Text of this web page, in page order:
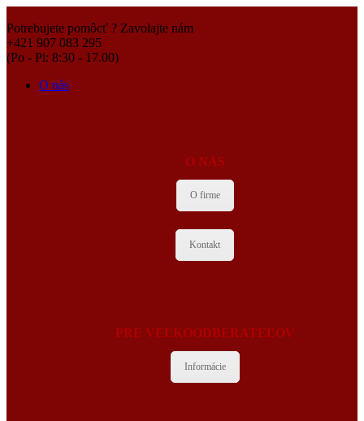
Potrebujete pomôcť ? Zavolajte nám
+421 907 083 295
(Po - Pi: 8:30 - 17.00)
O nás
O NÁS
O firme
Kontakt
PRE VEĽKOODBERATEĽOV
Informácie